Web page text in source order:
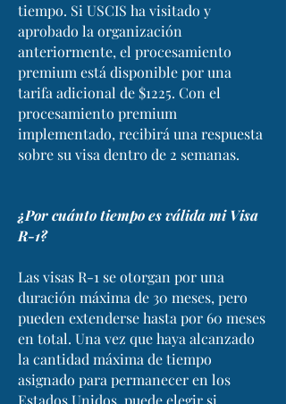
tiempo. Si USCIS ha visitado y
aprobado la organización
anteriormente, el procesamiento
premium está disponible por una
tarifa adicional de $1225. Con el
procesamiento premium
implementado, recibirá una respuesta
sobre su visa dentro de 2 semanas.
¿Por cuánto tiempo es válida mi Visa
R-1?
Las visas R-1 se otorgan por una
duración máxima de 30 meses, pero
pueden extenderse hasta por 60 meses
en total. Una vez que haya alcanzado
la cantidad máxima de tiempo
asignado para permanecer en los
Estados Unidos, puede elegir si